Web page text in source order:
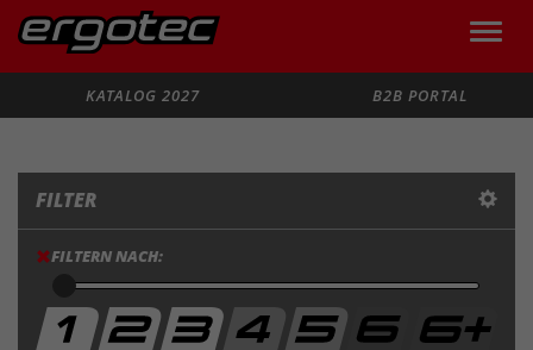
Toggle
KATALOG 2027
B2B PORTAL
FILTER
FILTERN NACH: